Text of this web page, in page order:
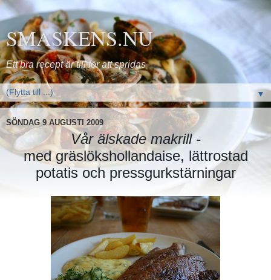
SMASKENS.NU
Ett bra recept är till för att spridas
▼
SÖNDAG 9 AUGUSTI 2009
Vår älskade makrill -
med gräslökshollandaise, lättrostad
potatis och pressgurkstärningar